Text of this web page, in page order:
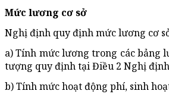
Mức lương cơ sở
Nghị định quy định mức lương cơ
a) Tính mức lương trong các bảng
tượng quy định tại Điều 2 Nghị
b) Tính mức hoạt động phí, sinh